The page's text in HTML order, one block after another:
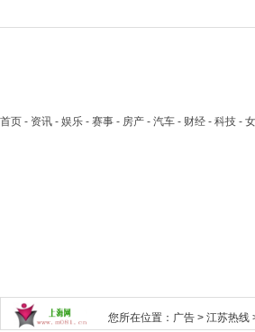
首页 - 资讯 - 娱乐 - 赛事 - 房产 - 汽车 - 财经 - 科技 -
您所在位置： 广告 > 江苏热线